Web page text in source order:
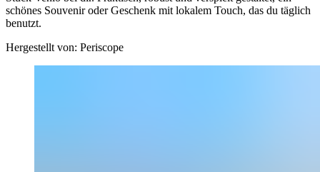
schönes Souvenir oder Geschenk mit lokalem Touch, das du täglich
benutzt.
Hergestellt von: Periscope